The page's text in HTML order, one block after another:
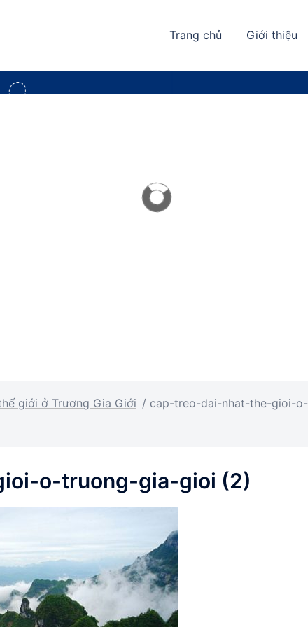
Trang chủ Giới thiệu
giới ở Trương Gia Giới / cap-treo-dai-nhat-the-gioi-o-
o-truong-gia-gioi (2)